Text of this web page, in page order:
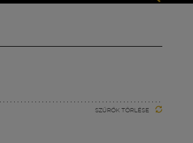
SZŰRŐK TÖRLÉSE